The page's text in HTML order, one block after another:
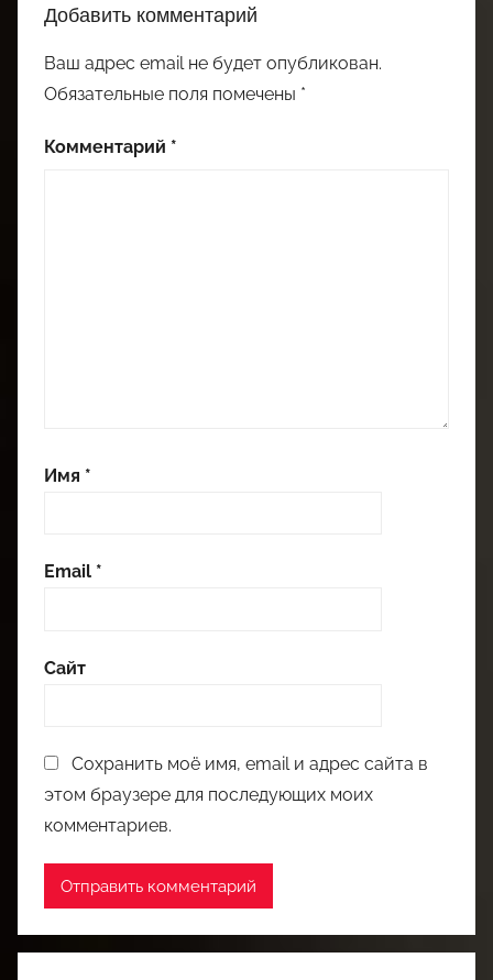
Добавить комментарий
Ваш адрес email не будет опубликован.
Обязательные поля помечены *
Комментарий *
Имя *
Email *
Сайт
Сохранить моё имя, email и адрес сайта в
этом браузере для последующих моих
комментариев.